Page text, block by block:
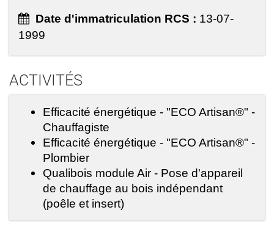
Date d'immatriculation RCS : 13-07-
1999
ACTIVITÉS
Efficacité énergétique - "ECO Artisan®" -
Chauffagiste
Efficacité énergétique - "ECO Artisan®" -
Plombier
Qualibois module Air - Pose d'appareil
de chauffage au bois indépendant
(poêle et insert)